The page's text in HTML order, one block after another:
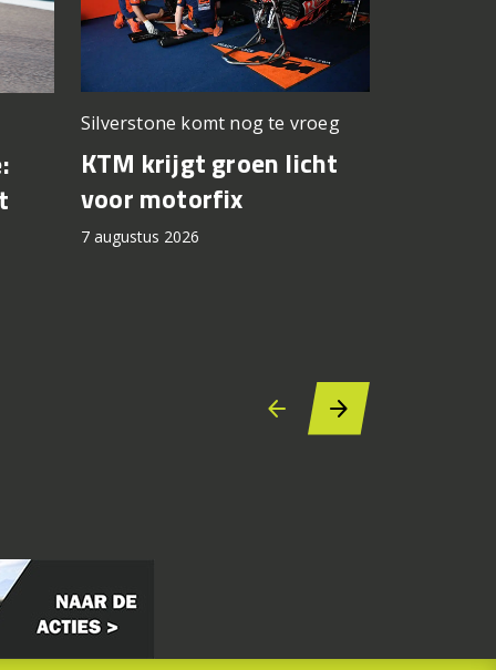
Silverstone komt nog te vroeg
KTM krijgt groen licht
voor motorfix
7 augustus 2026